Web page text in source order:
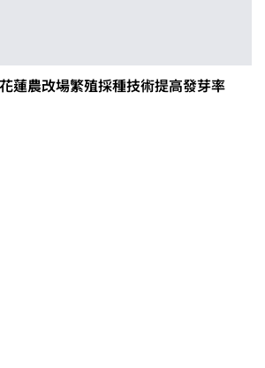
蓮農改場繁殖採種技術提高發芽率